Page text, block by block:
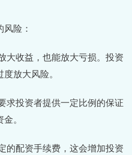
险：
大收益，也能放大亏损。投资
放大风险。
求投资者提供一定比例的保证
。
的配资手续费，这会增加投资